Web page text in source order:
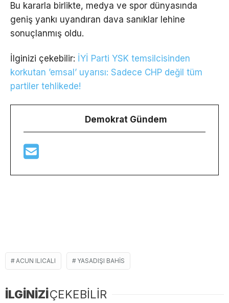
Bu kararla birlikte, medya ve spor dünyasında
geniş yankı uyandıran dava sanıklar lehine
sonuçlanmış oldu.
İlginizi çekebilir: İYİ Parti YSK temsilcisinden
korkutan ’emsal’ uyarısı: Sadece CHP değil tüm
partiler tehlikede!
Demokrat Gündem
ACUN ILICALI YASADIŞI BAHIS
İLGİNİZİÇEKEBİLİR